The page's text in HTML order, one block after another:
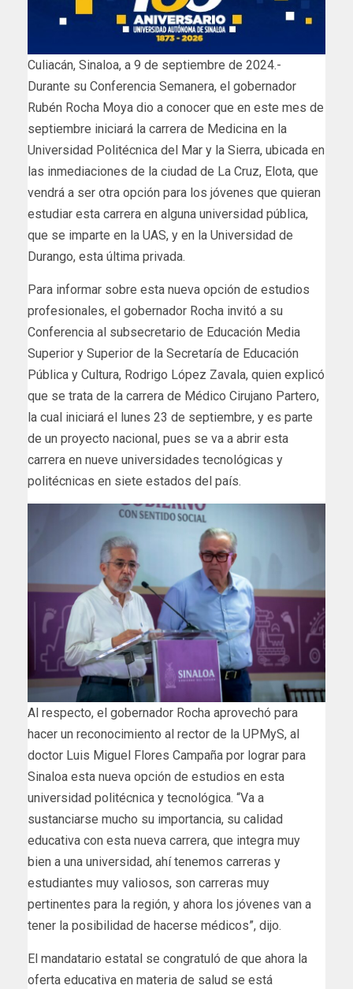
Culiacán, Sinaloa, a 9 de septiembre de 2024.-
Durante su Conferencia Semanera, el gobernador
Rubén Rocha Moya dio a conocer que en este mes de
septiembre iniciará la carrera de Medicina en la
Universidad Politécnica del Mar y la Sierra, ubicada en
las inmediaciones de la ciudad de La Cruz, Elota, que
vendrá a ser otra opción para los jóvenes que quieran
estudiar esta carrera en alguna universidad pública,
que se imparte en la UAS, y en la Universidad de
Durango, esta última privada.
Para informar sobre esta nueva opción de estudios
profesionales, el gobernador Rocha invitó a su
Conferencia al subsecretario de Educación Media
Superior y Superior de la Secretaría de Educación
Pública y Cultura, Rodrigo López Zavala, quien explicó
que se trata de la carrera de Médico Cirujano Partero,
la cual iniciará el lunes 23 de septiembre, y es parte
de un proyecto nacional, pues se va a abrir esta
carrera en nueve universidades tecnológicas y
politécnicas en siete estados del país.
Al respecto, el gobernador Rocha aprovechó para
hacer un reconocimiento al rector de la UPMyS, al
doctor Luis Miguel Flores Campaña por lograr para
Sinaloa esta nueva opción de estudios en esta
universidad politécnica y tecnológica. “Va a
sustanciarse mucho su importancia, su calidad
educativa con esta nueva carrera, que integra muy
bien a una universidad, ahí tenemos carreras y
estudiantes muy valiosos, son carreras muy
pertinentes para la región, y ahora los jóvenes van a
tener la posibilidad de hacerse médicos”, dijo.
El mandatario estatal se congratuló de que ahora la
oferta educativa en materia de salud se está